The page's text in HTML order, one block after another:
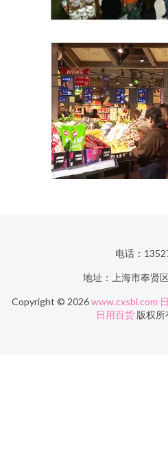
电话：
地址：上海市奉贤
Copyright © 2026www.cxsbl.com
日用百货版权所